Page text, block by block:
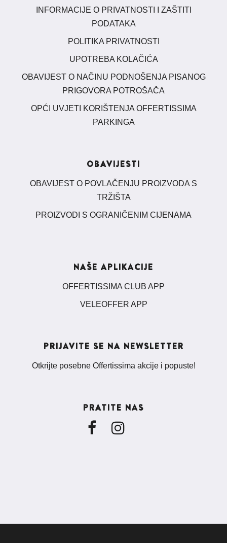
INFORMACIJE O PRIVATNOSTI I ZAŠTITI
PODATAKA
POLITIKA PRIVATNOSTI
UPOTREBA KOLAČIĆA
OBAVIJEST O NAČINU PODNOŠENJA PISANOG
PRIGOVORA POTROŠAČA
OPĆI UVJETI KORIŠTENJA OFFERTISSIMA
PARKINGA
OBAVIJESTI
OBAVIJEST O POVLAČENJU PROIZVODA S
TRŽIŠTA
PROIZVODI S OGRANIČENIM CIJENAMA
NAŠE APLIKACIJE
OFFERTISSIMA CLUB APP
VELEOFFER APP
PRIJAVITE SE NA NEWSLETTER
Otkrijte posebne Offertissima akcije i popuste!
PRATITE NAS